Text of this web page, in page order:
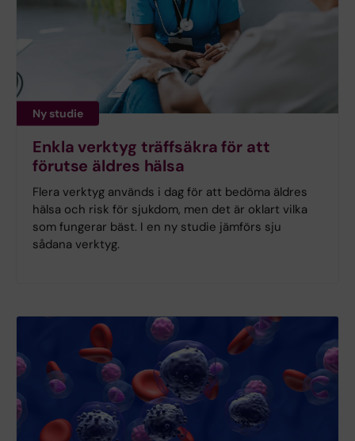
Ny studie
Enkla verktyg träffsäkra för att
förutse äldres hälsa
Flera verktyg används i dag för att bedöma äldres
hälsa och risk för sjukdom, men det är oklart vilka
som fungerar bäst. I en ny studie jämförs sju
sådana verktyg.